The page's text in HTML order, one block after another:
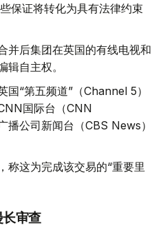
保证将转化为具有法律约束
并后集团在英国的有线电视和
辑自主权。
“第五频道”（Channel 5）
国际台（CNN
公司新闻台（CBS News）
称这为完成该交易的“重要里
审查